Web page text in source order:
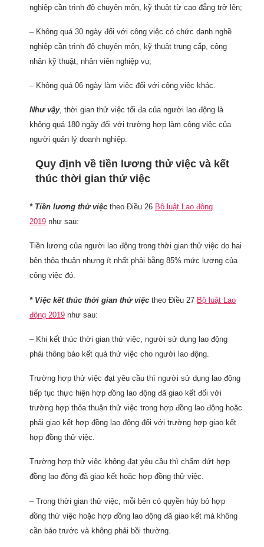
nghiệp cần trình độ chuyên môn, kỹ thuật từ cao đẳng trở lên;
– Không quá 30 ngày đối với công việc có chức danh nghề
nghiệp cần trình độ chuyên môn, kỹ thuật trung cấp, công
nhân kỹ thuật, nhân viên nghiệp vụ;
– Không quá 06 ngày làm việc đối với công việc khác.
Như vậy, thời gian thử việc tối đa của người lao động là
không quá 180 ngày đối với trường hợp làm công việc của
người quản lý doanh nghiệp.
Quy định về tiền lương thử việc và kết
thúc thời gian thử việc
* Tiền lương thử việc theo Điều 26 Bộ luật Lao động
2019 như sau:
Tiền lương của người lao động trong thời gian thử việc do hai
bên thỏa thuận nhưng ít nhất phải bằng 85% mức lương của
công việc đó.
* Việc kết thúc thời gian thử việc theo Điều 27 Bộ luật Lao
động 2019 như sau:
– Khi kết thúc thời gian thử việc, người sử dụng lao động
phải thông báo kết quả thử việc cho người lao động.
Trường hợp thử việc đạt yêu cầu thì người sử dụng lao động
tiếp tục thực hiện hợp đồng lao động đã giao kết đối với
trường hợp thỏa thuận thử việc trong hợp đồng lao động hoặc
phải giao kết hợp đồng lao động đối với trường hợp giao kết
hợp đồng thử việc.
Trường hợp thử việc không đạt yêu cầu thì chấm dứt hợp
đồng lao động đã giao kết hoặc hợp đồng thử việc.
– Trong thời gian thử việc, mỗi bên có quyền hủy bỏ hợp
đồng thử việc hoặc hợp đồng lao động đã giao kết mà không
cần báo trước và không phải bồi thường.